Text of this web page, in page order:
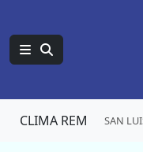
CLIMA REM SAN